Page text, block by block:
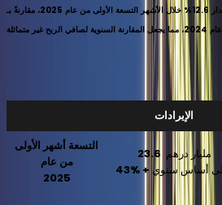
2024. وبلغ معدل الضريبة الفعلية للدار 12.6% خلال الأشهر التسعة الأولى من عام 2025، مقارنةً بـ
الإيرادات
التسعة أشهر الأولى
من عام
2025
23.6 مليار درهم
43% +